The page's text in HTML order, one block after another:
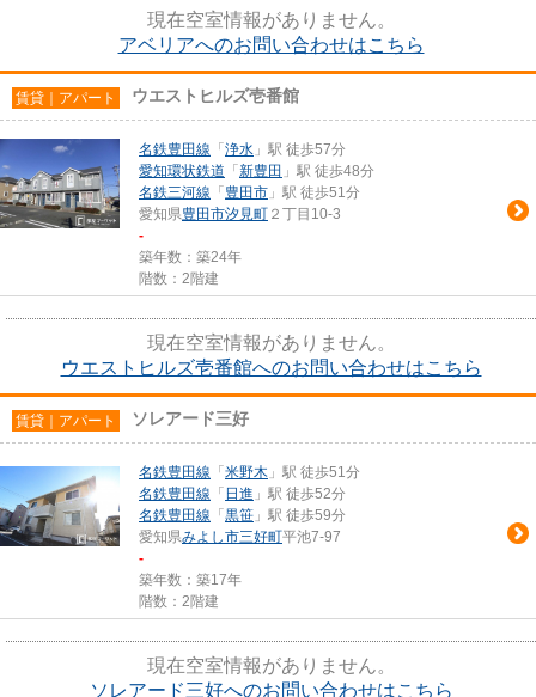
現在空室情報がありません。
アベリアへのお問い合わせはこちら
賃貸｜アパート ウエストヒルズ壱番館
名鉄豊田線 「 浄水 」駅 徒歩57分
愛知環状鉄道 「 新豊田 」駅 徒歩48分
名鉄三河線 「 豊田市 」駅 徒歩51分
愛知県豊田市汐見町 ２丁目10-3
-
築年数：築24年
階数：2階建
現在空室情報がありません。
ウエストヒルズ壱番館へのお問い合わせはこちら
賃貸｜アパート ソレアード三好
名鉄豊田線 「 米野木 」駅 徒歩51分
名鉄豊田線 「 日進 」駅 徒歩52分
名鉄豊田線 「 黒笹 」駅 徒歩59分
愛知県みよし市三好町平池7-97
-
築年数：築17年
階数：2階建
現在空室情報がありません。
ソレアード三好へのお問い合わせはこちら